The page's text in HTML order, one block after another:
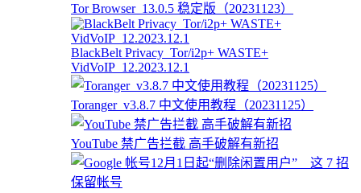
Tor Browser_13.0.5 稳定版（20231123）
BlackBelt Privacy_Tor/i2p+ WASTE+
VidVoIP_12.2023.12.1
Toranger_v3.8.7 中文使用教程（20231125）
YouTube 禁广告拦截 高手破解有新招